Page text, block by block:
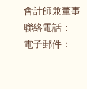
會計師兼董事
聯絡電話：
電子郵件：